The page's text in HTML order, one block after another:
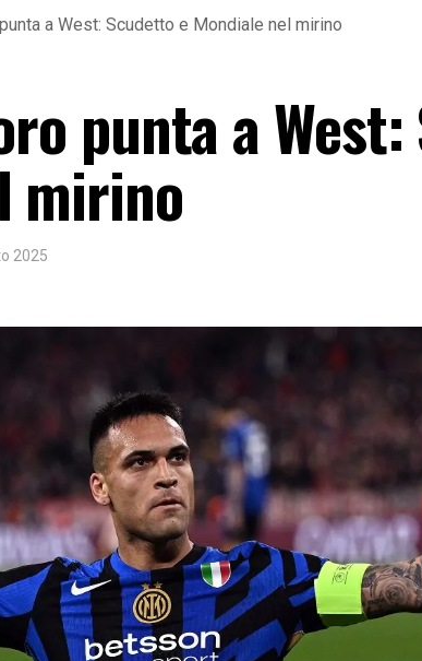
a West: Scudetto e Mondiale nel mirino
punta a
mirino
2025